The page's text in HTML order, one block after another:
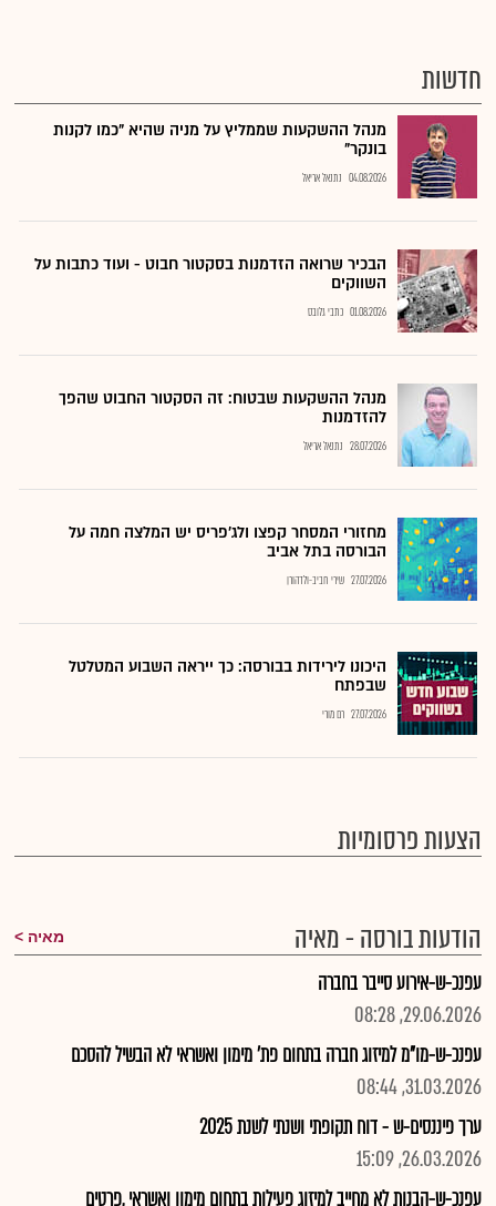
חדשות
מנהל ההשקעות שממליץ על מניה שהיא "כמו לקנות
בונקר"
04.08.2026 נתנאל אריאל
הבכיר שרואה הזדמנות בסקטור חבוט - ועוד כתבות על
השווקים
01.08.2026 כתבי גלובס
מנהל ההשקעות שבטוח: זה הסקטור החבוט שהפך
להזדמנות
28.07.2026 נתנאל אריאל
מחזורי המסחר קפצו ולג'פריס יש המלצה חמה על
הבורסה בתל אביב
27.07.2026 שירי חביב-ולדהורן
היכונו לירידות בבורסה: כך ייראה השבוע המטלטל
שבפתח
27.07.2026 רם מורי
הצעות פרסומיות
הודעות בורסה - מאיה מאיה
עפנכ-ש-אירוע סייבר בחברה
29.06.2026, 08:28
עפנכ-ש-מו"מ למיזוג חברה בתחום פת' מימון ואשראי לא הבשיל להסכם
31.03.2026, 08:44
ערך פיננסים-ש - דוח תקופתי ושנתי לשנת 2025
26.03.2026, 15:09
עפנכ-ש-הבנות לא מחייב למיזוג פעילות בתחום מימון ואשראי ,פרטים